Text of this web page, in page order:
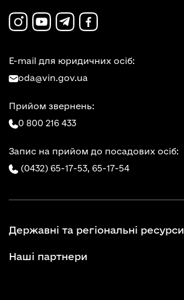
E-mail для юридичних осіб:
oda@vin.gov.ua
Прийом звернень:
0 800 216 433
Запис на прийом до посадових осіб:
(0432) 65-17-53, 65-17-54
Державні та регіональні ресурси
Наші партнери